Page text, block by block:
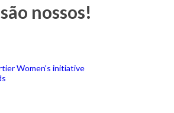
são nossos!